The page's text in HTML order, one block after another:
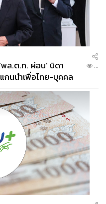
ล.ต.ท. ผ่อน’ บิดา
กนนำเพื่อไทย-บุคคล
...